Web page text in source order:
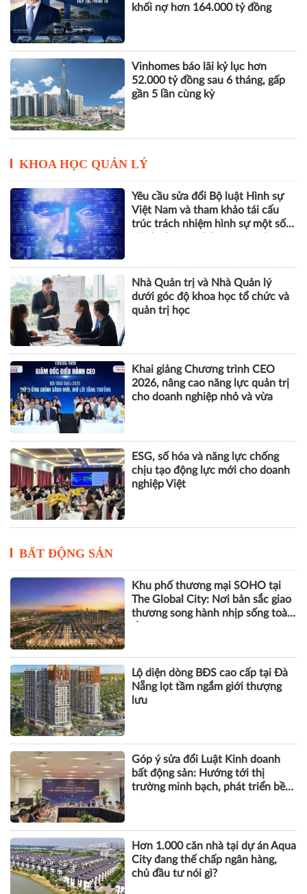
khối nợ hơn 164.000 tỷ đồng
Vinhomes báo lãi kỷ lục hơn
52.000 tỷ đồng sau 6 tháng, gấp
gần 5 lần cùng kỳ
KHOA HỌC QUẢN LÝ
Yêu cầu sửa đổi Bộ luật Hình sự
Việt Nam và tham khảo tái cấu
trúc trách nhiệm hình sự một số
Nhà Quản trị và Nhà Quản lý
dưới góc độ khoa học tổ chức và
quản trị học
Khai giảng Chương trình CEO
2026, nâng cao năng lực quản trị
cho doanh nghiệp nhỏ và vừa
ESG, số hóa và năng lực chống
chịu tạo động lực mới cho doanh
nghiệp Việt
BẤT ĐỘNG SẢN
Khu phố thương mại SOHO tại
The Global City: Nơi bản sắc giao
thương song hành nhịp sống toàn
Lộ diện dòng BĐS cao cấp tại Đà
Nẵng lọt tầm ngắm giới thượng
lưu
Góp ý sửa đổi Luật Kinh doanh
bất động sản: Hướng tới thị
trường minh bạch, phát triển bền
Hơn 1.000 căn nhà tại dự án Aqua
City đang thế chấp ngân hàng,
chủ đầu tư nói gì?